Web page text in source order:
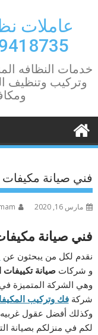
contentعاملات
0549362075
خدمات النظافه
وتركيب وتنظيف
فني صيانة مكيفات
مارس 16, 2020
فني صيانة
نقدم لكل من يبحثون عن
و شركاتصيانة تكييفات
وهي الشركة المتميزة
شركةفك وتركيب
وكذلك أفضل عقول
لكم في منزلكم بصيانة